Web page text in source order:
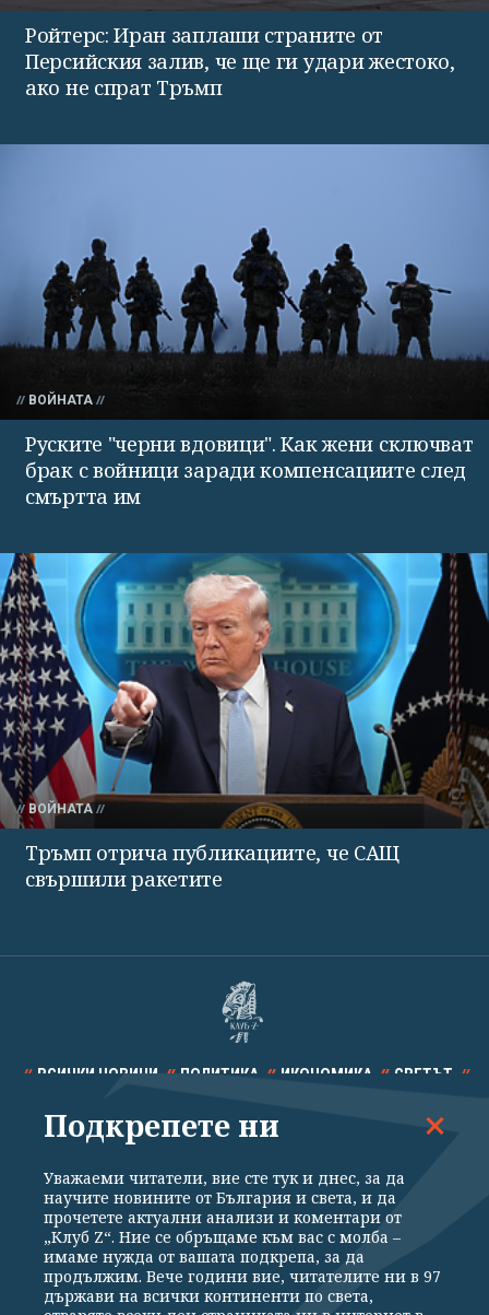
Ройтерс: Иран заплаши страните от
Персийския залив, че ще ги удари жестоко,
ако не спрат Тръмп
ВОЙНАТА
Руските "черни вдовици". Как жени сключват
брак с войници заради компенсациите след
смъртта им
ВОЙНАТА
Тръмп отрича публикациите, че САЩ
свършили ракетите
ВСИЧКИ НОВИНИ ПОЛИТИКА ИКОНОМИКА СВЕТЪТ
СПОРТ КУЛТУРА ТЕХНОЛОГИИ КАЛЕЙДОСКОП
Общи условия
Политика за поверителност
Подкрепете ни
Уважаеми читатели, вие сте тук и днес, за да
научите новините от България и света, и да
прочетете актуални анализи и коментари от
„Клуб Z“. Ние се обръщаме към вас с молба –
имаме нужда от вашата подкрепа, за да
продължим. Вече години вие, читателите ни в 97
държави на всички континенти по света,